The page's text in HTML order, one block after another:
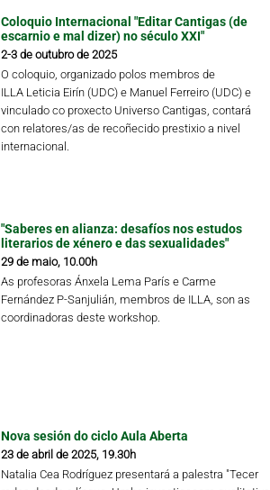
Coloquio Internacional "Editar Cantigas (de
escarnio e mal dizer) no século XXI"
2-3 de outubro de 2025
O coloquio, organizado polos membros de
ILLA Leticia Eirín (UDC) e Manuel Ferreiro (UDC) e
vinculado co proxecto Universo Cantigas, contará
con relatores/as de recoñecido prestixio a nivel
internacional.
"Saberes en alianza: desafíos nos estudos
literarios de xénero e das sexualidades"
29 de maio, 10.00h
As profesoras Ánxela Lema París e Carme
Fernández P-Sanjulián, membros de ILLA, son as
coordinadoras deste workshop.
Nova sesión do ciclo Aula Aberta
23 de abril de 2025, 19.30h
Natalia Cea Rodríguez presentará a palestra "Tecer